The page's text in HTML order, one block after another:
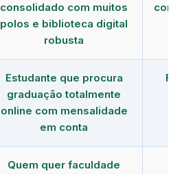
consolidado com muitos
polos e biblioteca digital
robusta
com
Estudante que procura
graduação totalmente
online com mensalidade
em conta
Quem quer faculdade